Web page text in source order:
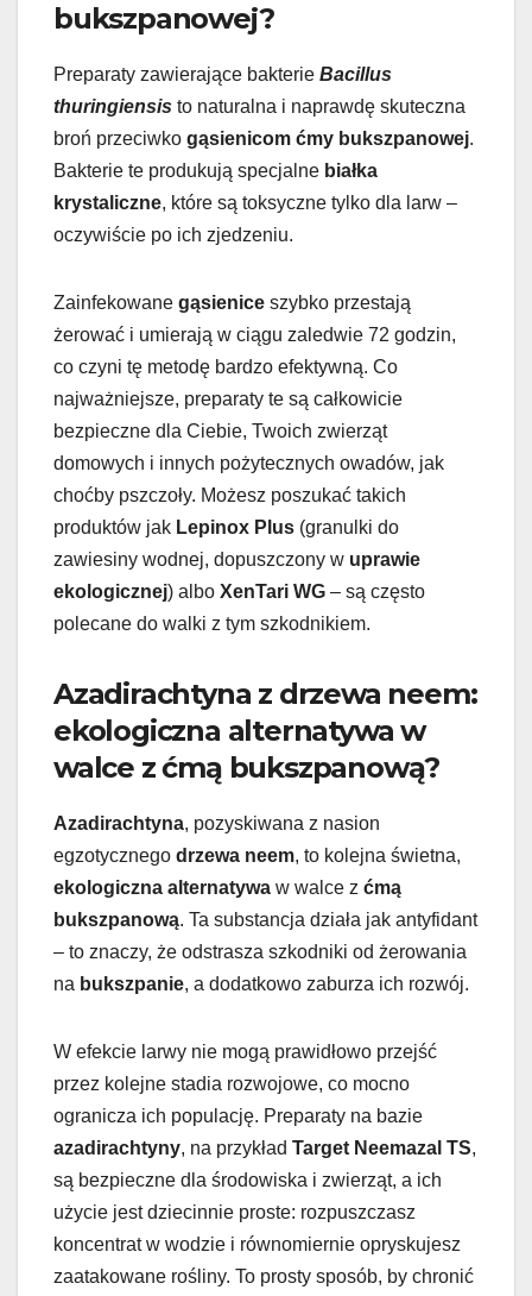
bukszpanowej?
Preparaty zawierające bakterie Bacillus
thuringiensis to naturalna i naprawdę skuteczna
broń przeciwko gąsienicom ćmy bukszpanowej.
Bakterie te produkują specjalne białka
krystaliczne, które są toksyczne tylko dla larw –
oczywiście po ich zjedzeniu.
Zainfekowane gąsienice szybko przestają
żerować i umierają w ciągu zaledwie 72 godzin,
co czyni tę metodę bardzo efektywną. Co
najważniejsze, preparaty te są całkowicie
bezpieczne dla Ciebie, Twoich zwierząt
domowych i innych pożytecznych owadów, jak
choćby pszczoły. Możesz poszukać takich
produktów jak Lepinox Plus (granulki do
zawiesiny wodnej, dopuszczony w uprawie
ekologicznej) albo XenTari WG – są często
polecane do walki z tym szkodnikiem.
Azadirachtyna z drzewa neem:
ekologiczna alternatywa w
walce z ćmą bukszpanową?
Azadirachtyna, pozyskiwana z nasion
egzotycznego drzewa neem, to kolejna świetna,
ekologiczna alternatywa w walce z ćmą
bukszpanową. Ta substancja działa jak antyfidant
– to znaczy, że odstrasza szkodniki od żerowania
na bukszpanie, a dodatkowo zaburza ich rozwój.
W efekcie larwy nie mogą prawidłowo przejść
przez kolejne stadia rozwojowe, co mocno
ogranicza ich populację. Preparaty na bazie
azadirachtyny, na przykład Target Neemazal TS,
są bezpieczne dla środowiska i zwierząt, a ich
użycie jest dziecinnie proste: rozpuszczasz
koncentrat w wodzie i równomiernie opryskujesz
zaatakowane rośliny. To prosty sposób, by chronić